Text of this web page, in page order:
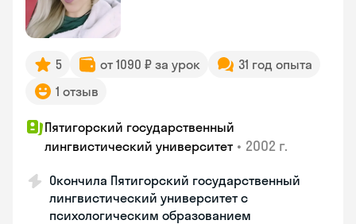
5 от 1090 ₽ за урок
31 год опыта
1 отзыв
Пятигорский государственный
лингвистический университет • 2002 г.
Окончила Пятигорский государственный
лингвистический университет с
психологическим образованием